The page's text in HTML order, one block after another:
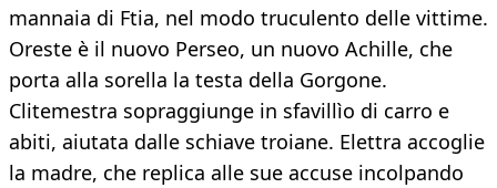
mannaia di Ftia, nel modo truculento delle vittime.
Oreste è il nuovo Perseo, un nuovo Achille, che
porta alla sorella la testa della Gorgone.
Clitemestra sopraggiunge in sfavillìo di carro e
abiti, aiutata dalle schiave troiane. Elettra accoglie
la madre, che replica alle sue accuse incolpando